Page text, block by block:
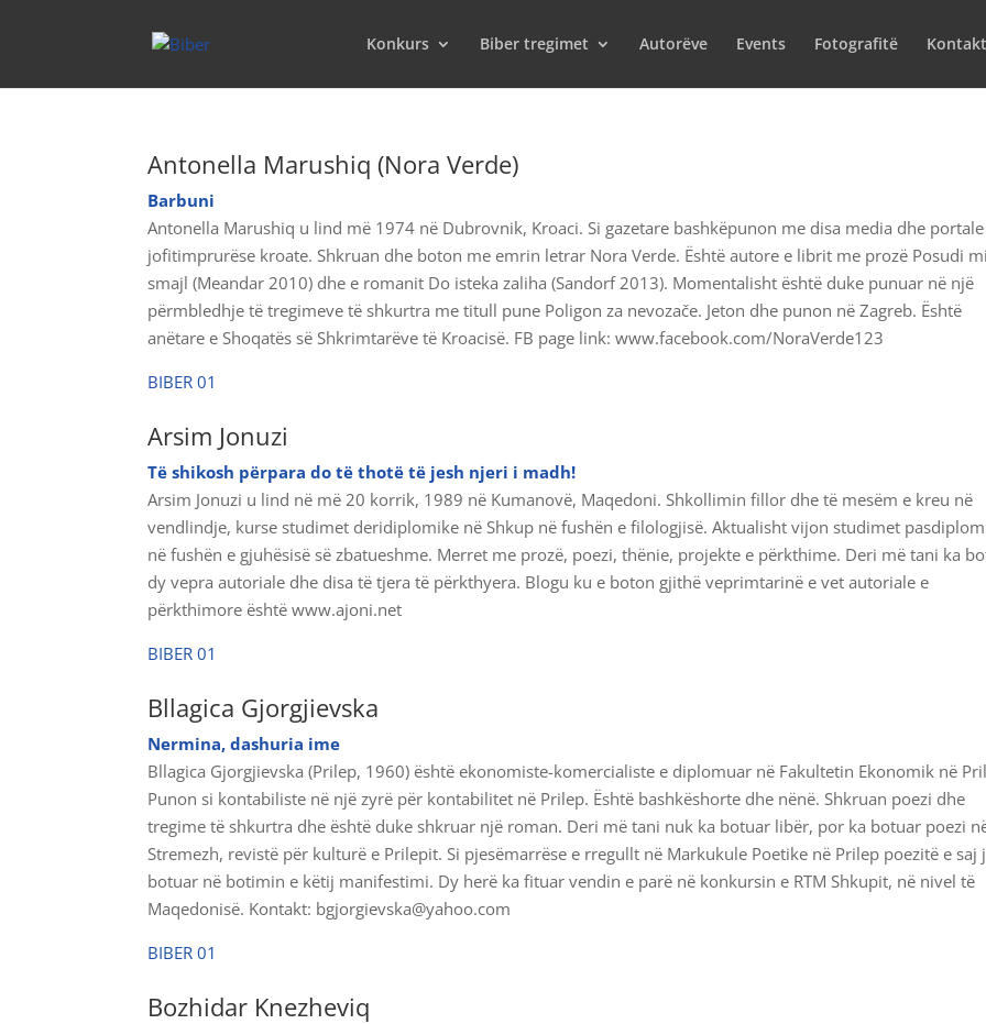
Konkurs Biber tregimet Autorëve Events Fotografitë Kontakt
Antonella Marushiq (Nora Verde)
Barbuni
Antonella Marushiq u lind më 1974 në Dubrovnik, Kroaci. Si gazetare bashkëpunon me disa media dhe portale
jofitimprurëse kroate. Shkruan dhe boton me emrin letrar Nora Verde. Është autore e librit me prozë Posudi
smajl (Meandar 2010) dhe e romanit Do isteka zaliha (Sandorf 2013). Momentalisht është duke punuar në një
përmbledhje të tregimeve të shkurtra me titull pune Poligon za nevozače. Jeton dhe punon në Zagreb. Është
anëtare e Shoqatës së Shkrimtarëve të Kroacisë. FB page link: www.facebook.com/NoraVerde123
BIBER 01
Arsim Jonuzi
Të shikosh përpara do të thotë të jesh njeri i madh!
Arsim Jonuzi u lind në më 20 korrik, 1989 në Kumanovë, Maqedoni. Shkollimin fillor dhe të mesëm e kreu në
vendlindje, kurse studimet deridiplomike në Shkup në fushën e filologjisë. Aktualisht vijon studimet
në fushën e gjuhësisë së zbatueshme. Merret me prozë, poezi, thënie, projekte e përkthime. Deri më tani ka
dy vepra autoriale dhe disa të tjera të përkthyera. Blogu ku e boton gjithë veprimtarinë e vet autoriale e
përkthimore është www.ajoni.net
BIBER 01
Bllagica Gjorgjievska
Nermina, dashuria ime
Bllagica Gjorgjievska (Prilep, 1960) është ekonomiste-komercialiste e diplomuar në Fakultetin Ekonomik në
Punon si kontabiliste në një zyrë për kontabilitet në Prilep. Është bashkëshorte dhe nënë. Shkruan poezi dhe
tregime të shkurtra dhe është duke shkruar një roman. Deri më tani nuk ka botuar libër, por ka botuar poezi
Stremezh, revistë për kulturë e Prilepit. Si pjesëmarrëse e rregullt në Markukule Poetike në Prilep poezitë e saj
botuar në botimin e këtij manifestimi. Dy herë ka fituar vendin e parë në konkursin e RTM Shkupit, në nivel të
Maqedonisë. Kontakt: bgjorgievska@yahoo.com
BIBER 01
Bozhidar Knezheviq